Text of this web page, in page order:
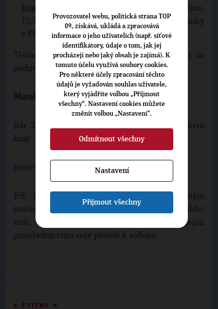
– 6. října,
15.30 – 17.00, ve Smetanových sadech „U Branky
v Plzni“
Těším se s vámi na viděnou a děkuji vám za
podporu.
Marek Ženíšek
lídr TOP 09 na kandidátce SPOLU v Plzeňském
kraji
náměstek hejtmanky Plzeňského kraje
P.S. Budu rád, když tuto výzvu budete mým
jménem přeposílat a sdílet dál. Můžete také sdílet
naši událost na
a pozvat jejím
prostřednictvím vaše přátele k volbám.
▶ ŠTÍTKY ◀
Provozovatel webu, politická strana TOP
09, získává, ukládá a zpracovává
informace o jeho uživatelích (např. síťové
identifikátory, údaje o tom, jak jej
procházejí nebo jaký obsah je zajímá). K
tomuto účelu využívá soubory cookies.
Pro některé účely zpracování těchto
údajů je vyžadován souhlas uživatele,
který vyjádříte volbou „Přijmout
všechny“. Nastavení cookies můžete
změnit volbou „Nastavení“.
Odmítnout všechny
Nastavení
Přijmout všechny